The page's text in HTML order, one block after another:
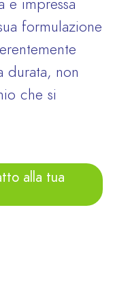
e impressa
formulazione
durata, non
che si
alla tua